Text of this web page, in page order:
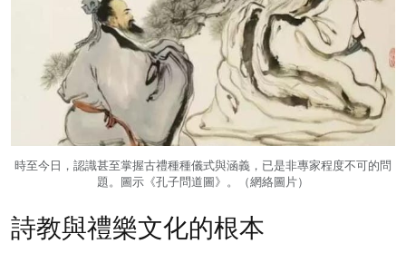
時至今日，認識甚至掌握古禮種種儀式與涵義，已是非專家程度不可的問
題。圖示《孔子問道圖》。（網絡圖片）
詩教與禮樂文化的根本